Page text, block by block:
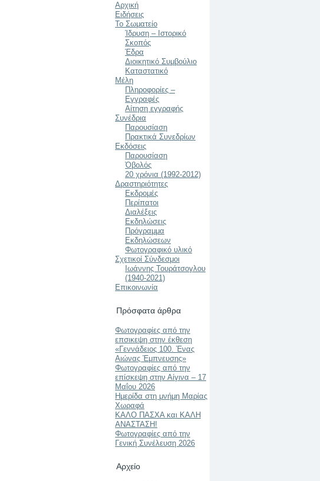
Αρχική
Ειδήσεις
Το Σωματείο
Ίδρυση – Ιστορικό
Σκοπός
Έδρα
Διοικητικό Συμβούλιο
Καταστατικό
Μέλη
Πληροφορίες –
Εγγραφές
Αίτηση εγγραφής
Συνέδρια
Παρουσίαση
Πρακτικά Συνεδρίων
Εκδόσεις
Παρουσίαση
Ὀβολός
20 χρόνια (1992-2012)
Δραστηριότητες
Εκδρομές
Περίπατοι
Διαλέξεις
Εκδηλώσεις
Πρόγραμμα
Εκδηλώσεων
Φωτογραφικό υλικό
Σχετικοί Σύνδεσμοι
Ιωάννης Τουράτσογλου
(1940-2021)
Επικοινωνία
Πρόσφατα άρθρα
Φωτογραφίες από την
επσικεψη στην έκθεση
«Γεννάδειος 100. Ένας
Αιώνας Έμπνευσης»
Φωτογραφίες από την
επίσκεψη στην Αίγινα – 17
Μαΐου 2026
Ημερίδα στη μνήμη Μαρίας
Χωραφά
ΚΑΛΟ ΠΑΣΧΑ και ΚΑΛΗ
ΑΝΑΣΤΑΣΗ!
Φωτογραφίες από την
Γενική Συνέλευση 2026
Αρχείο